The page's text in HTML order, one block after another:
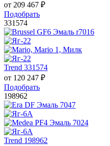
от 209 467 ₽
Подобрать
331574
Trend 331574
от 120 247 ₽
Подобрать
198962
Trend 198962